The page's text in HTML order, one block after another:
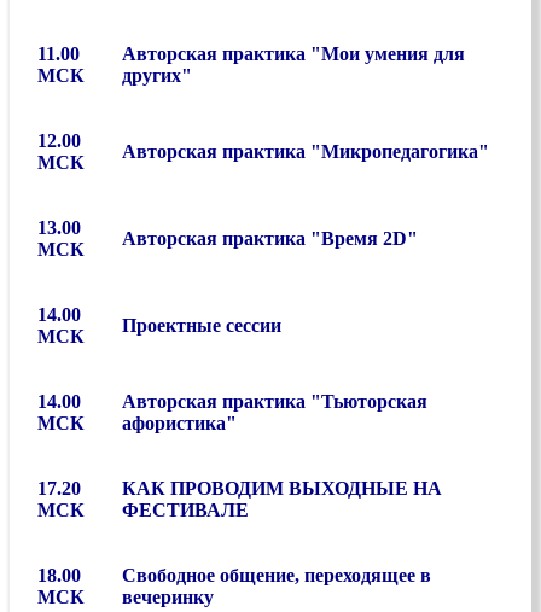
11.00
МСК
Авторская практика "Мои умения для
других"
12.00
МСК
Авторская практика "Микропедагогика"
13.00
МСК
Авторская практика "Время 2D"
14.00
МСК
Проектные сессии
14.00
МСК
Авторская практика "Тьюторская
афористика"
17.20
МСК
КАК ПРОВОДИМ ВЫХОДНЫЕ НА
ФЕСТИВАЛЕ
18.00
МСК
Свободное общение, переходящее в
вечеринку